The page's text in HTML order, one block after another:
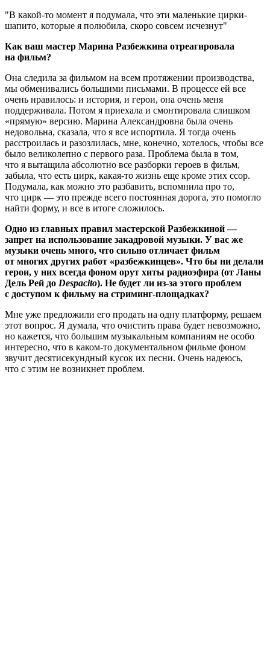
В какой-то момент я подумала, что эти маленькие цирки-
шапито, которые я полюбила, скоро совсем исчезнут
Как ваш мастер Марина Разбежкина отреагировала
на фильм?
Она следила за фильмом на всем протяжении производства,
мы обменивались большими письмами. В процессе ей все
очень нравилось: и история, и герои, она очень меня
поддерживала. Потом я приехала и смонтировала слишком
«прямую» версию. Марина Александровна была очень
недовольна, сказала, что я все испортила. Я тогда очень
расстроилась и разозлилась, мне, конечно, хотелось, чтобы все
было великолепно с первого раза. Проблема была в том,
что я вытащила абсолютно все разборки героев в фильм,
забыла, что есть цирк, какая-то жизнь еще кроме этих ссор.
Подумала, как можно это разбавить, вспомнила про то,
что цирк — это прежде всего постоянная дорога, это помогло
найти форму, и все в итоге сложилось.
Одно из главных правил мастерской Разбежкиной —
запрет на использование закадровой музыки. У вас же
музыки очень много, что сильно отличает фильм
от многих других работ «разбежкинцев». Что бы ни делали
герои, у них всегда фоном орут хиты радиоэфира (от Ланы
Дель Рей до Despacito). Не будет ли из-за этого проблем
с доступом к фильму на стриминг-площадках?
Мне уже предложили его продать на одну платформу, решаем
этот вопрос. Я думала, что очистить права будет невозможно,
но кажется, что большим музыкальным компаниям не особо
интересно, что в каком-то документальном фильме фоном
звучит десятисекундный кусок их песни. Очень надеюсь,
что с этим не возникнет проблем.